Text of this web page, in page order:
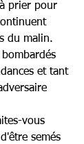
prier pour
du malin.
et tant
vous
semés